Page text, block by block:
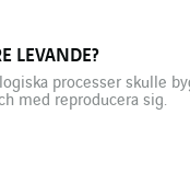
LEVANDE?
processer skulle
med reproducera sig.